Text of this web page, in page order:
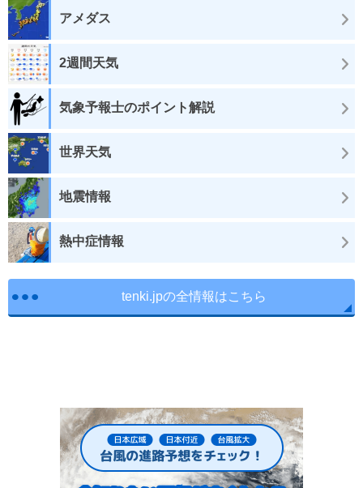
アメダス
2週間天気
気象予報士のポイント解説
世界天気
地震情報
熱中症情報
tenki.jpの全情報はこちら